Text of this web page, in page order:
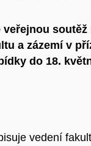
soutěž
a zázemí v
do 18.
vedení